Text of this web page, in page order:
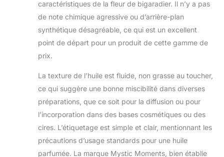
dans les créations
artisanales.
AMBIANCE POUR
LA MAISON: Le
parfum Fleur
douce, gourmande
et accueillante.
MOMENTS:
Développée pour
des résultats
fiables, cette huile
caractéristiques de la fleur de bigaradier. Il n’y a pas
de note chimique agressive ou d’arrière-plan
synthétique désagréable, ce qui est un excellent
point de départ pour un produit de cette gamme de
prix.
La texture de l’huile est fluide, non grasse au toucher,
ce qui suggère une bonne miscibilité dans diverses
préparations, que ce soit pour la diffusion ou pour
l’incorporation dans des bases cosmétiques ou des
cires. L’étiquetage est simple et clair, mentionnant les
précautions d’usage standards pour une huile
parfumée. La marque Mystic Moments, bien établie